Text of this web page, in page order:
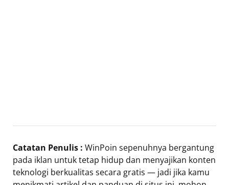
Catatan Penulis : WinPoin sepenuhnya bergantung
pada iklan untuk tetap hidup dan menyajikan konten
teknologi berkualitas secara gratis — jadi jika kamu